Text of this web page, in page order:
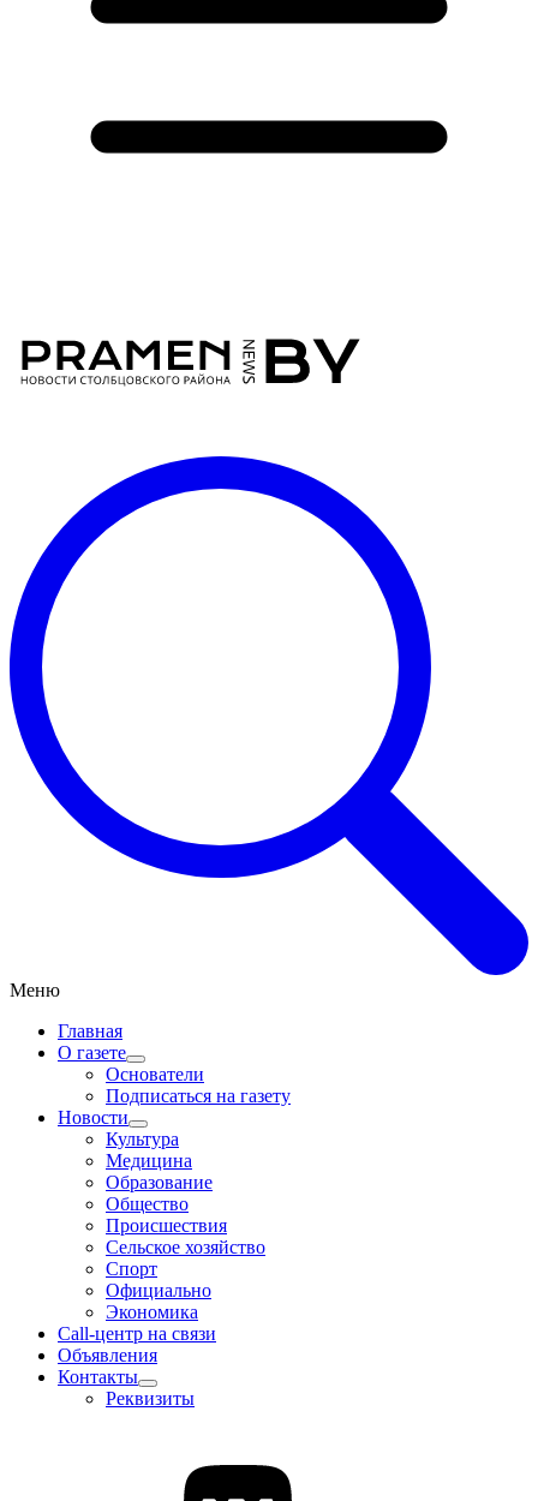
Меню
Главная
О газете
Основатели
Подписаться на газету
Новости
Культура
Медицина
Образование
Общество
Происшествия
Сельское хозяйство
Спорт
Официально
Экономика
Call-центр на связи
Объявления
Контакты
Реквизиты